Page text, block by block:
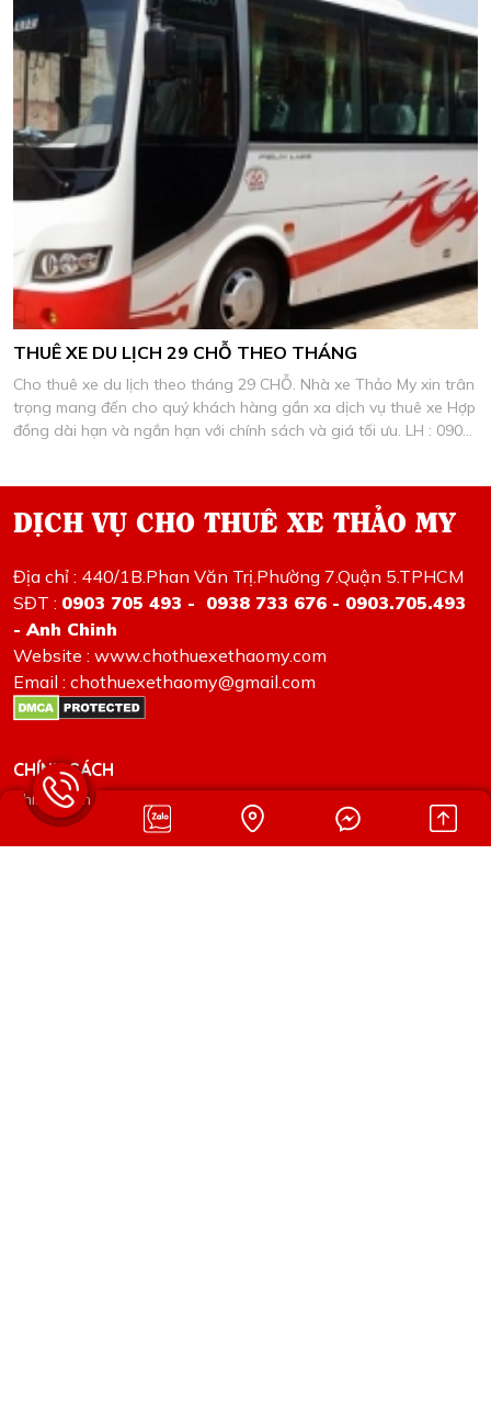
THUÊ XE DU LỊCH 29 CHỖ THEO THÁNG
Cho thuê xe du lịch theo tháng 29 CHỖ. Nhà xe Thảo My xin trân
trọng mang đến cho quý khách hàng gần xa dịch vụ thuê xe Hợp
đồng dài hạn và ngắn hạn với chính sách và giá tối ưu. LH : 0906
DỊCH VỤ CHO THUÊ XE THẢO MY
Địa chỉ : 440/1B.Phan Văn Trị.Phường 7.Quận 5.TPHCM
SĐT : 0903 705 493 - 0938 733 676 - 0903.705.493
- Anh Chinh
Website : www.chothuexethaomy.com
Email : chothuexethaomy@gmail.com
CHÍNH SÁCH
Chính sách giá cả
Chính sách hợp đồng